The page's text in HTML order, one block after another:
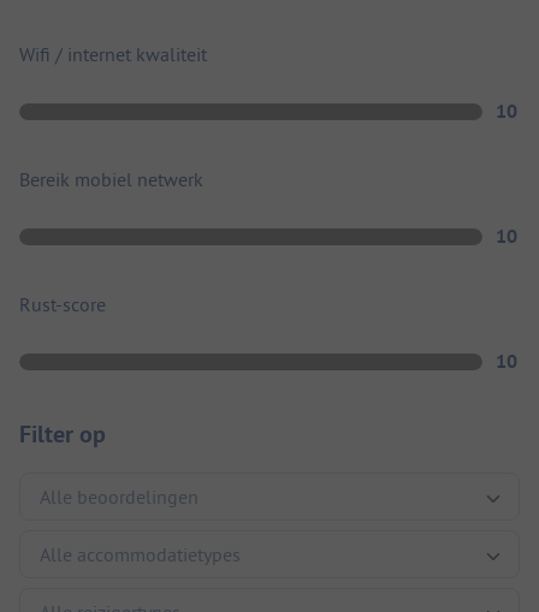
Wifi / internet kwaliteit
10
Bereik mobiel netwerk
10
Rust-score
10
Filter op